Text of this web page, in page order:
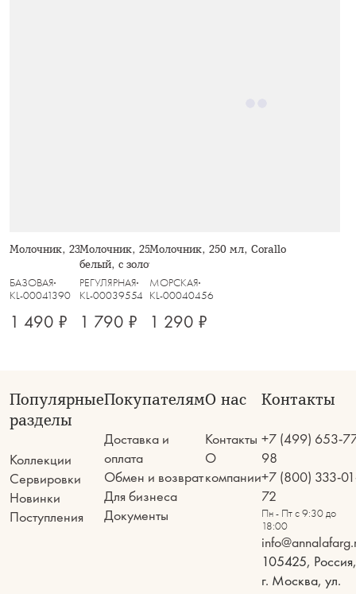
Молочник, 230 мл, зеленый, Gallery
БАЗОВАЯ
KL-00041390
1 490 ₽
Молочник, 250 мл, фарфор N,
белый, с золотистым орнаментом,
Golden
РЕГУЛЯРНАЯ
KL-00039554
1 790 ₽
Молочник, 250 мл, Corallo
МОРСКАЯ
KL-00040456
1 290 ₽
Популярные
разделы
Коллекции
Сервировки
Новинки
Поступления
Покупателям
Доставка и
оплата
Обмен и возврат
Для бизнеса
Документы
О нас
Контакты
О
компании
Контакты
+7 (499) 653-
98
+7 (800) 333-
72
Пн - Пт с 9:30 до
18:00
105425, Россия,
г. Москва, ул.